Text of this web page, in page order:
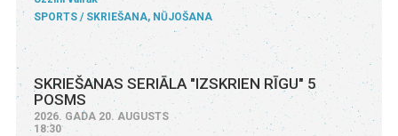
SPORTS
SKRIEŠANA, NŪJOŠANA
SKRIEŠANAS SERIĀLA "IZSKRIEN RĪGU" 5
POSMS
2026. GADA 20. AUGUSTS
18:30